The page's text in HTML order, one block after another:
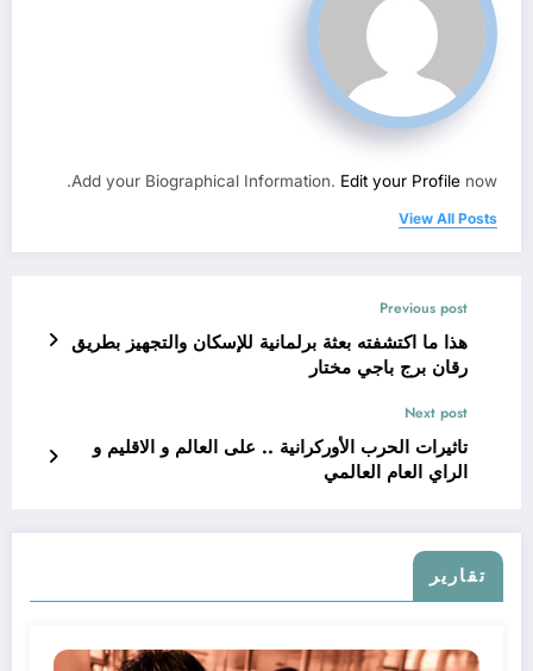
Add your Biographical Information. Edit your Profile now.
View All Posts
Previous post
هذا ما اكتشفته بعثة برلمانية للإسكان والتجهيز بطريق
رقان برج باجي مختار
Next post
تاثيرات الحرب الأوركرانية .. على العالم و الاقليم و
الراي العام العالمي
تقارير